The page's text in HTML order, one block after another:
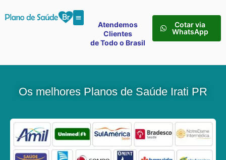
Atendemos
Clientes
de Todo o Brasil
Cotar via
WhatsApp
Os melhores Planos de Saúde Irati PR